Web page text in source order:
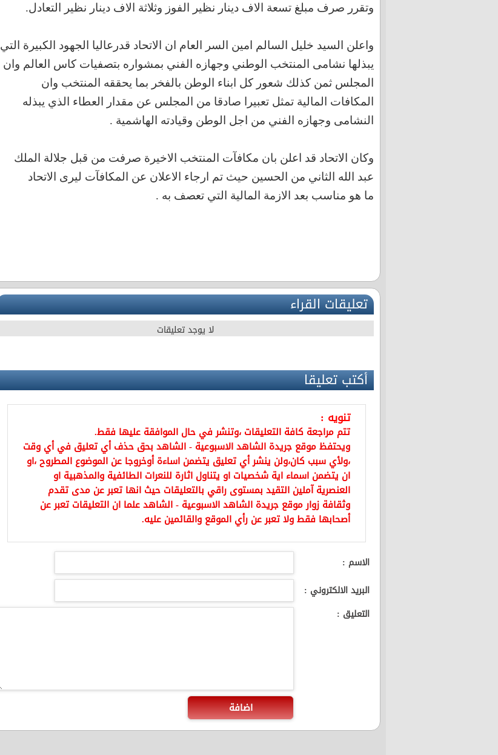
وتقرر صرف مبلغ تسعة الاف دينار نظير الفوز وثلاثة الاف دينار نظير التعادل.
واعلن السيد خليل السالم امين السر العام ان الاتحاد قدرعاليا الجهود الكبيرة التي
يبذلها نشامى المنتخب الوطني وجهازه الفني بمشواره بتصفيات كاس العالم وان
المجلس ثمن كذلك شعور كل ابناء الوطن بالفخر بما يحققه المنتخب وان
المكافات المالية تمثل تعبيرا صادقا من المجلس عن مقدار العطاء الذي يبذله
النشامى وجهازه الفني من اجل الوطن وقيادته الهاشمية .
وكان الاتحاد قد اعلن بان مكافآت المنتخب الاخيرة صرفت من قبل جلالة الملك
عبد الله الثاني من الحسين حيث تم ارجاء الاعلان عن المكافآت ليرى الاتحاد
ما هو مناسب بعد الازمة المالية التي تعصف به .
تعليقات القراء
لا يوجد تعليقات
أكتب تعليقا
تنويه :
تتم مراجعة كافة التعليقات ،وتنشر في حال الموافقة عليها فقط.
ويحتفظ موقع جريدة الشاهد الاسبوعية - الشاهد بحق حذف أي تعليق في أي وقت
،ولأي سبب كان،ولن ينشر أي تعليق يتضمن اساءة أوخروجا عن الموضوع المطروح ،او
ان يتضمن اسماء اية شخصيات او يتناول اثارة للنعرات الطائفية والمذهبية او
العنصرية آملين التقيد بمستوى راقي بالتعليقات حيث انها تعبر عن مدى تقدم
وثقافة زوار موقع جريدة الشاهد الاسبوعية - الشاهد علما ان التعليقات تعبر عن
أصحابها فقط ولا تعبر عن رأي الموقع والقائمين عليه.
الاسم :
البريد الالكتروني :
التعليق :
اضافة